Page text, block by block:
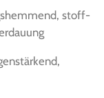
stoff­